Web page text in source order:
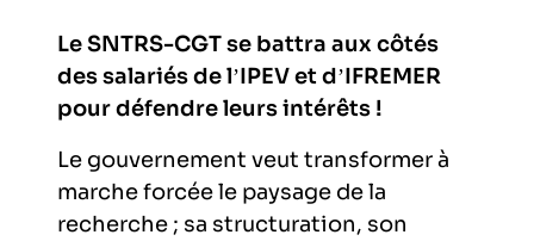
Le SNTRS-CGT se battra aux côtés
des salariés de l’IPEV et d’IFREMER
pour défendre leurs intérêts !
Le gouvernement veut transformer à
marche forcée le paysage de la
recherche ; sa structuration, son